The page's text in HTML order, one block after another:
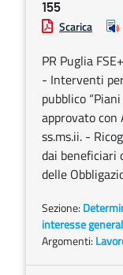
155
Scarica
PR Puglia
- Interventi
pubblico
approvato
ss.ms.ii. -
dai beneficiari
delle
Sezione:
interesse
Argomenti: